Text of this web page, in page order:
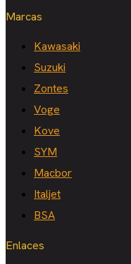
Marcas
Kawasaki
Suzuki
Zontes
Voge
Kove
SYM
Macbor
Italjet
BSA
Enlaces